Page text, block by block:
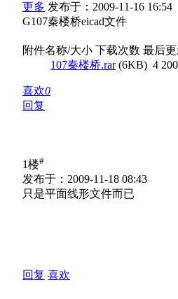
更多 发布于：2009-11-16 16:54
G107秦楼桥eicad文件
附件名称/大小 下载次数 最后
107秦楼桥.rar(6KB) 4
喜欢0
回复
1楼#
发布于：2009-11-18 08:43
只是平面线形文件而已
回复 喜欢